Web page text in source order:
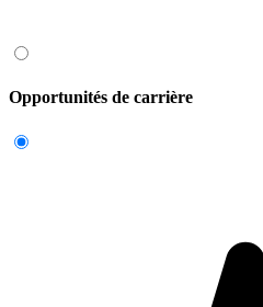
Opportunités de carrière